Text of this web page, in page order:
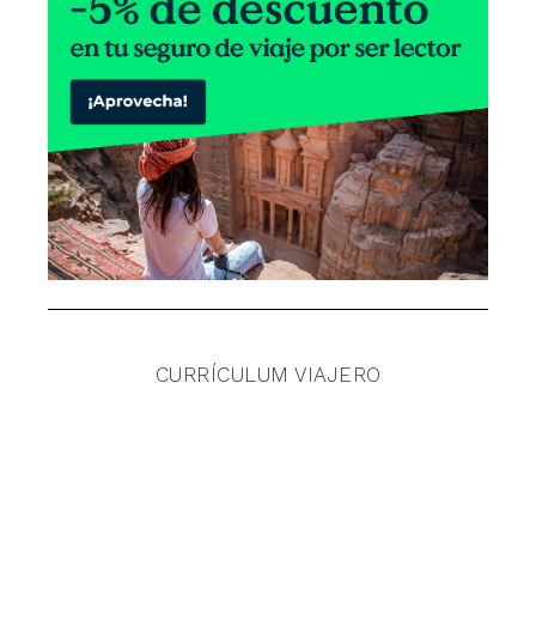
CURRÍCULUM VIAJERO